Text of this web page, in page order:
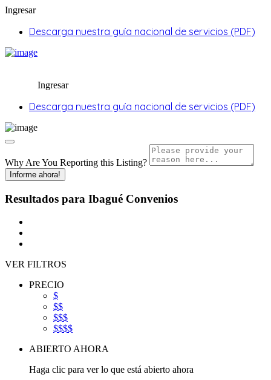
Ingresar
Descarga nuestra guía nacional de servicios (PDF)
Ingresar
Descarga nuestra guía nacional de servicios (PDF)
Why Are You Reporting this Listing?
Informe ahora!
Resultados para Ibagué Convenios
VER FILTROS
PRECIO
$
$$
$$$
$$$$
ABIERTO AHORA
Haga clic para ver lo que está abierto ahora